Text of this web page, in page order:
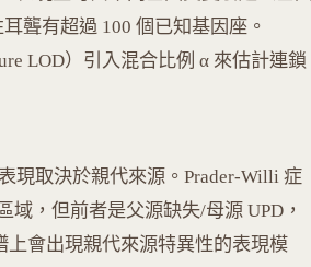
聾有超過 100 個已知基因座。
LOD）引入混合比例 α 來估計連鎖
現取決於親代來源。Prader-Willi 症
域，但前者是父源缺失/母源 UPD，
上會出現親代來源特異性的表現模